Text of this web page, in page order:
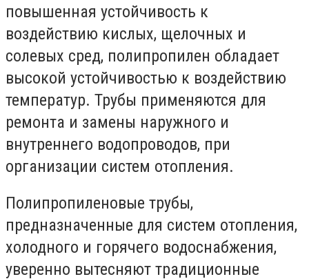
повышенная устойчивость к
воздействию кислых, щелочных и
солевых сред, полипропилен обладает
высокой устойчивостью к воздействию
температур. Трубы применяются для
ремонта и замены наружного и
внутреннего водопроводов, при
организации систем отопления.
Полипропиленовые трубы,
предназначенные для систем отопления,
холодного и горячего водоснабжения,
уверенно вытесняют традиционные